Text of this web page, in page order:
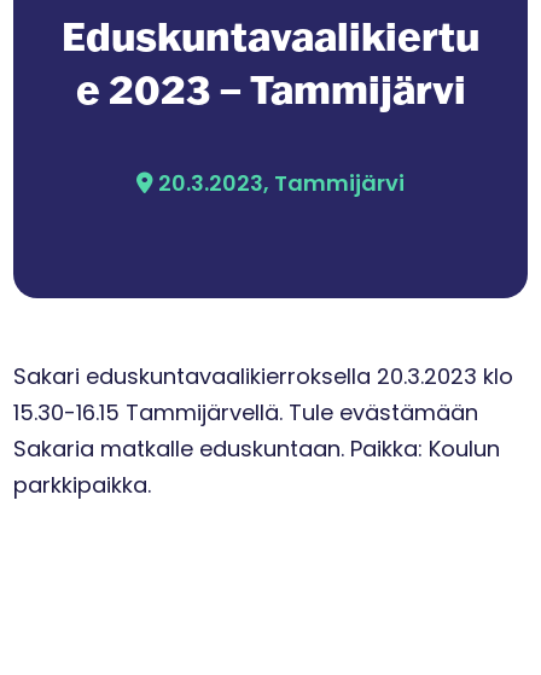
Eduskuntavaalikiertu
e 2023 – Tammijärvi
20.3.2023, Tammijärvi
Sakari eduskuntavaalikierroksella 20.3.2023 klo
15.30-16.15 Tammijärvellä. Tule evästämään
Sakaria matkalle eduskuntaan. Paikka: Koulun
parkkipaikka.